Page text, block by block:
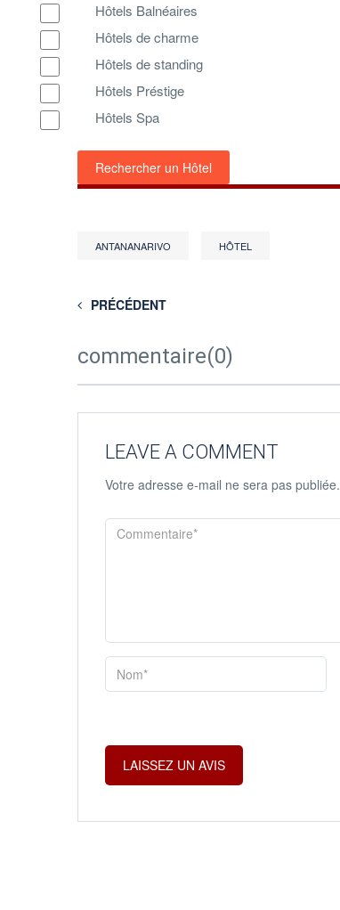
Hôtels Balnéaires
Hôtels de charme
Hôtels de standing
Hôtels Préstige
Hôtels Spa
Rechercher un Hôtel
ANTANANARIVO HÔTEL
PRÉCÉDENT
commentaire(0)
LEAVE A COMMENT
Votre adresse e-mail ne sera pas publiée.